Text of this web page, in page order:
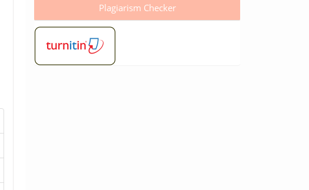
Plagiarism Checker